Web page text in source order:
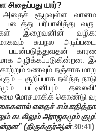
யார்?
அதைச் சூழவுள்ள
படைத்து பரிபாலித்து
இறைவனின்
சுயநல
பயன்படுத்துவதன்
அழிக்கப்படுகின்றன.
காற்றும் உணவும் நஞ்சாக
– குறிப்பாக நலிந்த
பட்டினியும்
மோசமாகிக் கொண்டு
எதைச்
கடலிலும் அராஜகமும்
(திருக்குர்ஆன்30:41)